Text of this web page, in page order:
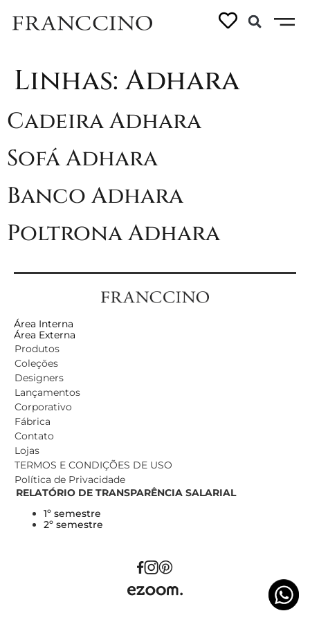
Linhas:Adhara
Cadeira Adhara
Sofá Adhara
Banco Adhara
Poltrona Adhara
Área Interna
Área Externa
Produtos
Coleções
Designers
Lançamentos
Corporativo
Fábrica
Contato
Lojas
TERMOS E CONDIÇÕES DE USO
Política de Privacidade
RELATÓRIO DE TRANSPARÊNCIA SALARIAL
1º semestre
2º semestre